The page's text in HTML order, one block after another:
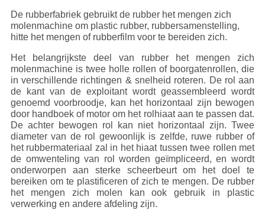
De rubberfabriek gebruikt de rubber het mengen zich
molenmachine om plastic rubber, rubbersamenstelling,
hitte het mengen of rubberfilm voor te bereiden zich.
Het belangrijkste deel van rubber het mengen zich
molenmachine is twee holle rollen of boorgatenrollen, die
in verschillende richtingen & snelheid roteren. De rol aan
de kant van de exploitant wordt geassembleerd wordt
genoemd voorbroodje, kan het horizontaal zijn bewogen
door handboek of motor om het rolhiaat aan te passen dat.
De achter bewogen rol kan niet horizontaal zijn. Twee
diameter van de rol gewoonlijk is zelfde, ruwe rubber of
het rubbermateriaal zal in het hiaat tussen twee rollen met
de omwenteling van rol worden geïmpliceerd, en wordt
onderworpen aan sterke scheerbeurt om het doel te
bereiken om te plastificeren of zich te mengen. De rubber
het mengen zich molen kan ook gebruik in plastic
verwerking en andere afdeling zijn.